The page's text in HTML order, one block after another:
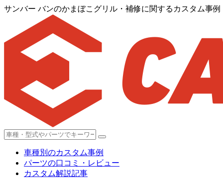
サンバー バンのかまぼこグリル・補修に関するカスタム事例
車種別のカスタム事例
パーツの口コミ・レビュー
カスタム解説記事